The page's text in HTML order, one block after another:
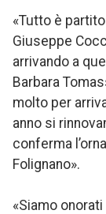
«Tutto è
Giuseppe
arrivando a
Barbara
molto per
anno si
conferma
Folignano».
«Siamo